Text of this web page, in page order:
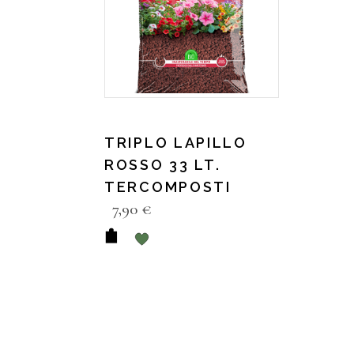
TRIPLO LAPILLO
ROSSO 33 LT.
TERCOMPOSTI
7,90 €